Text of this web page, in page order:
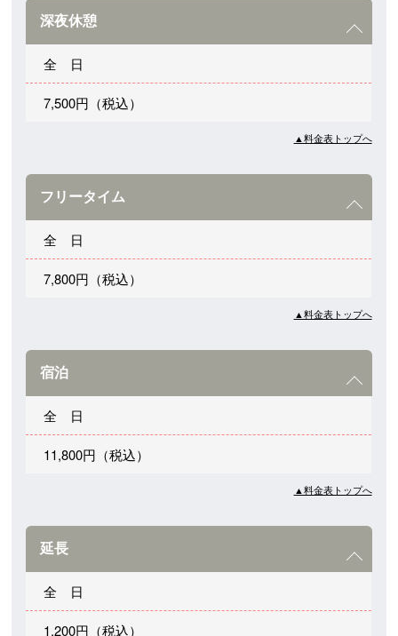
深夜休憩
全 日
7,500円（税込）
▲料金表トップへ
フリータイム
全 日
7,800円（税込）
▲料金表トップへ
宿泊
全 日
11,800円（税込）
▲料金表トップへ
延長
全 日
1,200円（税込）